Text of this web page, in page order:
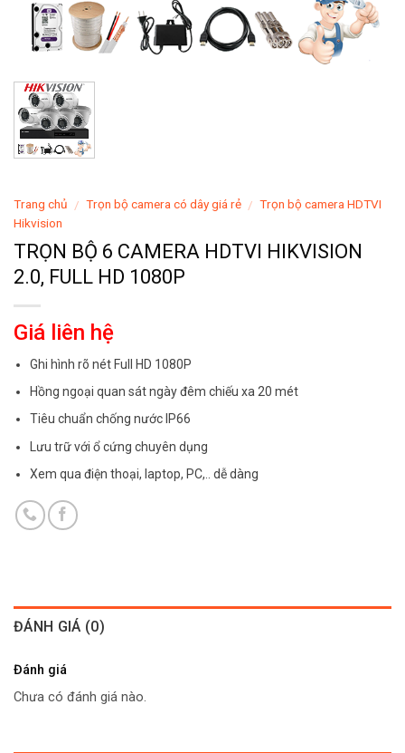
Trang chủ / Trọn bộ camera có dây giá rẻ / Trọn bộ camera HDTVI
Hikvision
TRỌN BỘ 6 CAMERA HDTVI HIKVISION
2.0, FULL HD 1080P
Giá liên hệ
Ghi hình rõ nét Full HD 1080P
Hồng ngoại quan sát ngày đêm chiếu xa 20 mét
Tiêu chuẩn chống nước IP66
Lưu trữ với ổ cứng chuyên dụng
Xem qua điện thoại, laptop, PC,.. dễ dàng
ĐÁNH GIÁ (0)
Đánh giá
Chưa có đánh giá nào.